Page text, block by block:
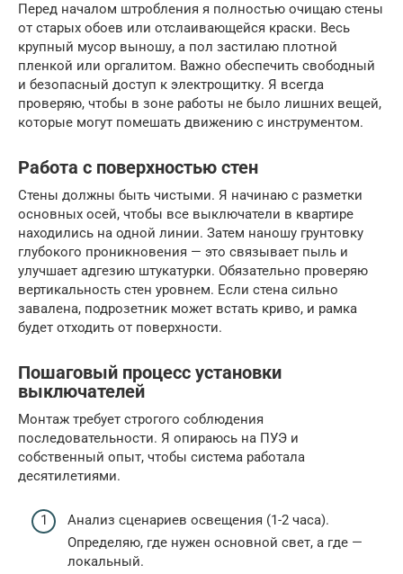
Перед началом штробления я полностью очищаю стены
от старых обоев или отслаивающейся краски. Весь
крупный мусор выношу, а пол застилаю плотной
пленкой или оргалитом. Важно обеспечить свободный
и безопасный доступ к электрощитку. Я всегда
проверяю, чтобы в зоне работы не было лишних вещей,
которые могут помешать движению с инструментом.
Работа с поверхностью стен
Стены должны быть чистыми. Я начинаю с разметки
основных осей, чтобы все выключатели в квартире
находились на одной линии. Затем наношу грунтовку
глубокого проникновения — это связывает пыль и
улучшает адгезию штукатурки. Обязательно проверяю
вертикальность стен уровнем. Если стена сильно
завалена, подрозетник может встать криво, и рамка
будет отходить от поверхности.
Пошаговый процесс установки
выключателей
Монтаж требует строгого соблюдения
последовательности. Я опираюсь на ПУЭ и
собственный опыт, чтобы система работала
десятилетиями.
Анализ сценариев освещения (1-2 часа).
Определяю, где нужен основной свет, а где —
локальный.